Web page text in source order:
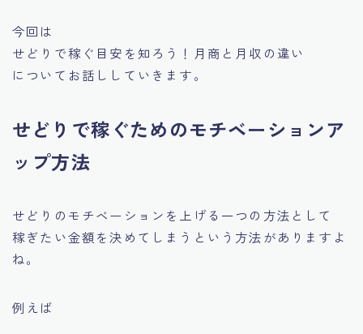
今回は
せどりで稼ぐ目安を知ろう！月商と月収の違い
についてお話ししていきます。
せどりで稼ぐためのモチベーションア
ップ方法
せどりのモチベーションを上げる一つの方法として
稼ぎたい金額を決めてしまうという方法がありますよ
ね。
例えば